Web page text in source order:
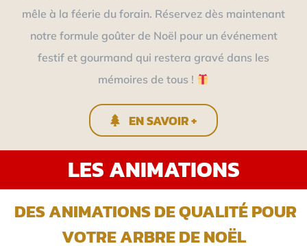
mêle à la féerie du forain. Réservez dès maintenant
notre formule goûter de Noël pour un événement
festif et gourmand qui restera gravé dans les
mémoires de tous !
EN SAVOIR +
LES ANIMATIONS
DES ANIMATIONS DE QUALITÉ POUR
VOTRE ARBRE DE NOËL